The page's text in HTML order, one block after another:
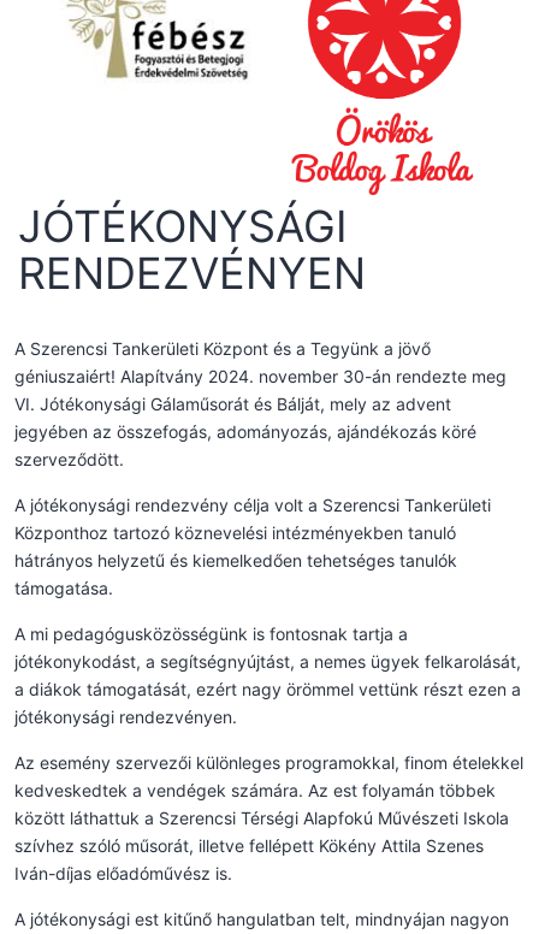
JÓTÉKONYSÁGI
RENDEZVÉNYEN
A Szerencsi Tankerületi Központ és a Tegyünk a jövő
géniuszaiért! Alapítvány 2024. november 30-án rendezte meg
VI. Jótékonysági Gálaműsorát és Bálját, mely az advent
jegyében az összefogás, adományozás, ajándékozás köré
szerveződött.
A jótékonysági rendezvény célja volt a Szerencsi Tankerületi
Központhoz tartozó köznevelési intézményekben tanuló
hátrányos helyzetű és kiemelkedően tehetséges tanulók
támogatása.
A mi pedagógusközösségünk is fontosnak tartja a
jótékonykodást, a segítségnyújtást, a nemes ügyek felkarolását,
a diákok támogatását, ezért nagy örömmel vettünk részt ezen a
jótékonysági rendezvényen.
Az esemény szervezői különleges programokkal, finom ételekkel
kedveskedtek a vendégek számára. Az est folyamán többek
között láthattuk a Szerencsi Térségi Alapfokú Művészeti Iskola
szívhez szóló műsorát, illetve fellépett Kökény Attila Szenes
Iván-díjas előadóművész is.
A jótékonysági est kitűnő hangulatban telt, mindnyájan nagyon